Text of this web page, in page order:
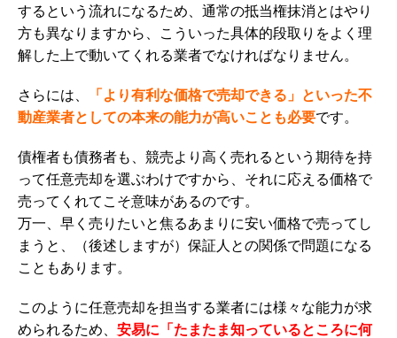
するという流れになるため、通常の抵当権抹消とはやり
方も異なりますから、こういった具体的段取りをよく理
解した上で動いてくれる業者でなければなりません。
さらには、
「より有利な価格で売却できる」といった不
動産業者としての本来の能力が高いことも必要です。
債権者も債務者も、競売より高く売れるという期待を持
って任意売却を選ぶわけですから、それに応える価格で
売ってくれてこそ意味があるのです。
万一、早く売りたいと焦るあまりに安い価格で売ってし
まうと、（後述しますが）保証人との関係で問題になる
こともあります。
このように任意売却を担当する業者には様々な能力が求
められるため、 安易に「たまたま知っているところに何